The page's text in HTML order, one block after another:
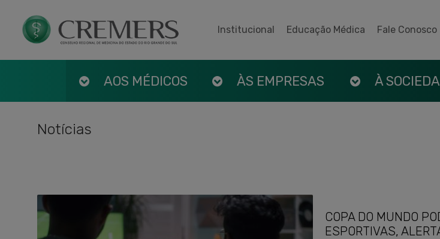
Institucional Educação Médica Fale Conosco
AOS MÉDICOS ÀS EMPRESAS À
Notícias
COPA DO MUNDO
ESPORTIVAS,